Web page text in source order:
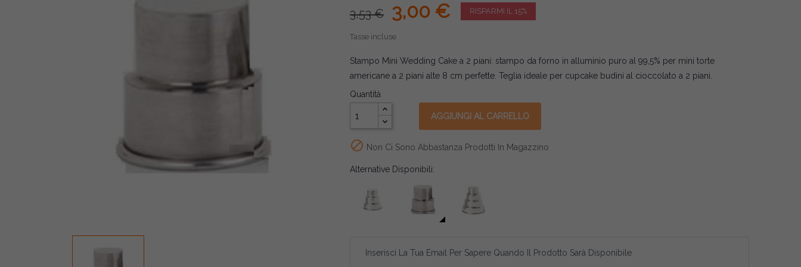
3,53 € 3,00 € RISPARMI IL 15%
Tasse incluse
Stampo Mini Wedding Cake a 2 piani: stampo da forno in alluminio puro al 99,5% per mini torte
americane a 2 piani alte 8 cm perfette. Teglia ideale per cupcake budini al cioccolato a 2 piani.
Quantità
AGGIUNGI AL CARRELLO
 Non Ci Sono Abbastanza Prodotti In Magazzino
Alternative Disponibili:
Inserisci La Tua Email Per Sapere Quando Il Prodotto Sarà Disponibile